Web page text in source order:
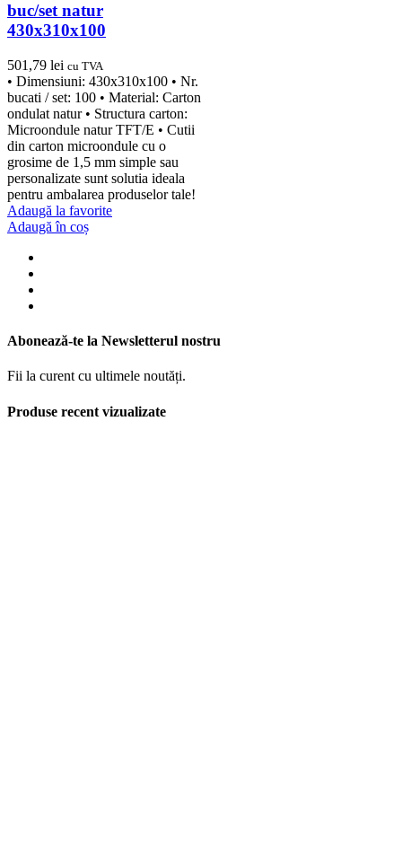
buc/set natur
430x310x100
501,79 lei cu TVA
• Dimensiuni: 430x310x100 • Nr.
bucati / set: 100 • Material: Carton
ondulat natur • Structura carton:
Microondule natur TFT/E • Cutii
din carton microondule cu o
grosime de 1,5 mm simple sau
personalizate sunt solutia ideala
pentru ambalarea produselor tale!
Adaugă la favorite
Adaugă în coș
Abonează-te la Newsletterul nostru
Fii la curent cu ultimele noutăți.
Produse recent vizualizate